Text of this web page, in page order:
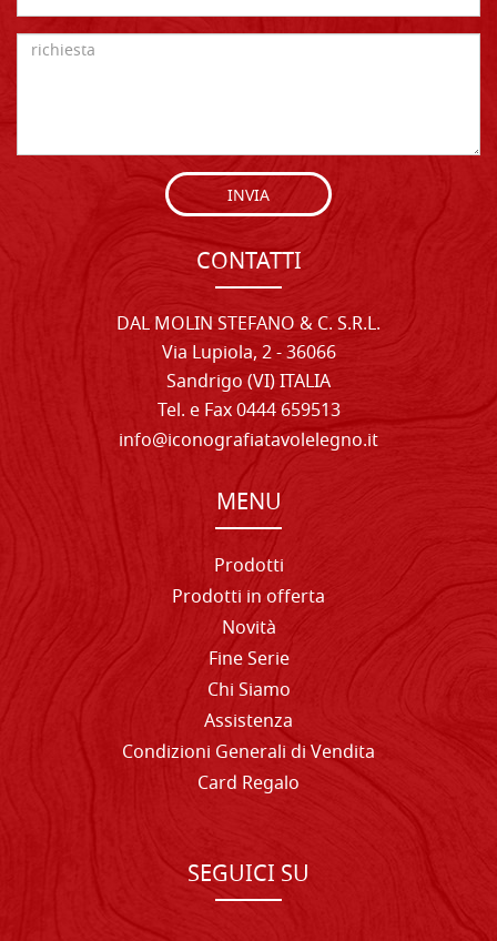
INVIA
CONTATTI
DAL MOLIN STEFANO & C. S.R.L.
Via Lupiola, 2 - 36066
Sandrigo (VI) ITALIA
Tel. e Fax 0444 659513
info@iconografiatavolelegno.it
MENU
Prodotti
Prodotti in offerta
Novità
Fine Serie
Chi Siamo
Assistenza
Condizioni Generali di Vendita
Card Regalo
SEGUICI SU